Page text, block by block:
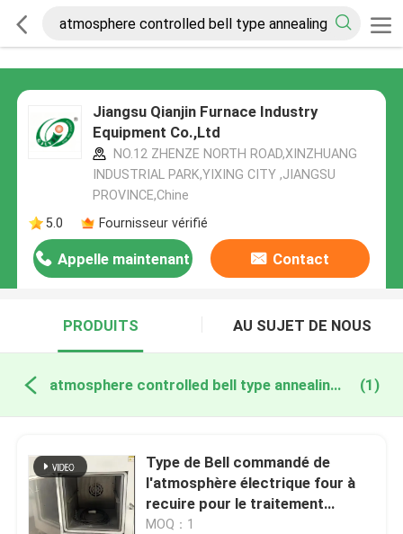
Jiangsu Qianjin Furnace Industry
Equipment Co.,Ltd
NO.12 ZHENZE NORTH ROAD,XINZHUANG
INDUSTRIAL PARK,YIXING CITY ,JIANGSU
PROVINCE,Chine
5.0
Fournisseur vérifié
Appelle maintenant Contact
PRODUITS AU SUJET DE NOUS
atmosphere controlled bell type annealing furnace fabrication en ligne (1)
Type de Bell commandé de
l'atmosphère électrique four à
recuire pour le traitement
thermique de recuit en verre
MOQ：1